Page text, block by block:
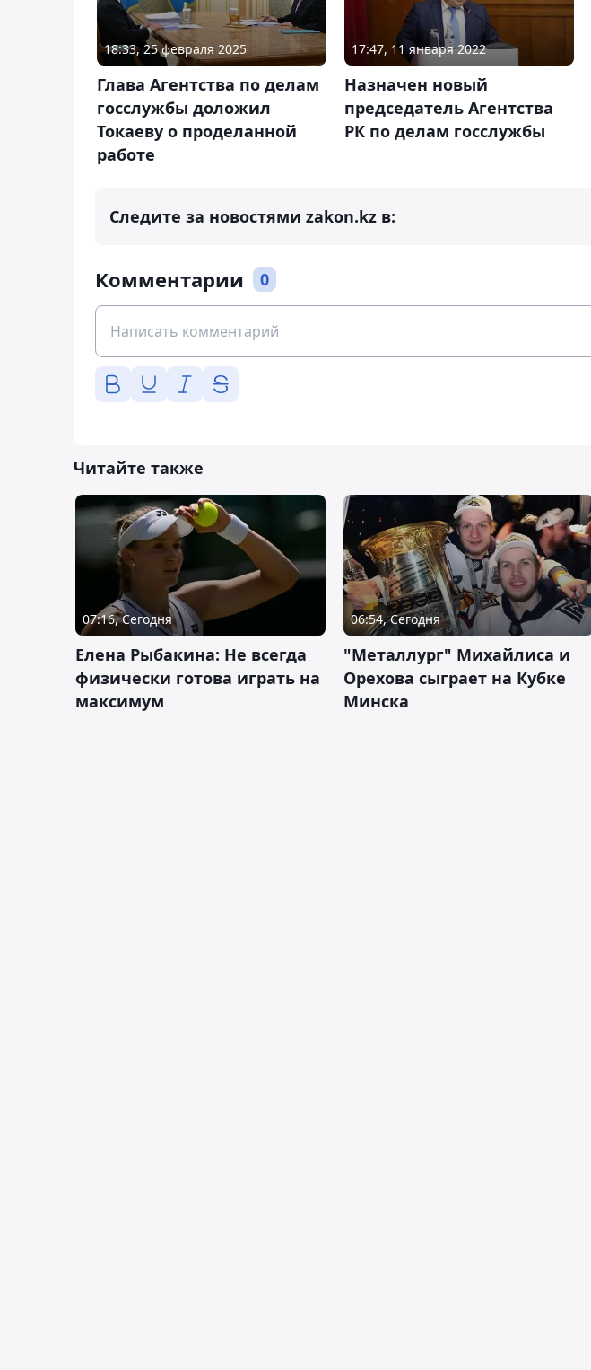
18:33, 25 февраля 2025
Глава Агентства по делам
госслужбы доложил
Токаеву о проделанной
работе
17:47, 11 января 2022
Назначен новый
председатель Агентства
РК по делам госслужбы
Следите за новостями zakon.kz в:
Комментарии 0
Читайте также
07:16, Сегодня
Елена Рыбакина: Не всегда
физически готова играть на
максимум
06:54, Сегодня
"Металлург" Михайлиса и
Орехова сыграет на Кубке
Минска